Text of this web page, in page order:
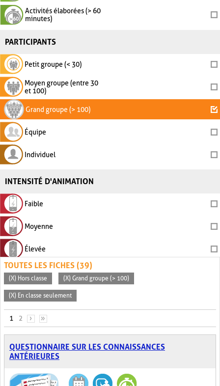
Activités élaborées (> 60
minutes)
PARTICIPANTS
Petit groupe (< 30)
Moyen groupe (entre 30
et 100)
Grand groupe (> 100)
Équipe
Individuel
INTENSITÉ D'ANIMATION
Faible
Moyenne
Élevée
TOUTES LES FICHES (39)
(X) Hors classe (X) Grand groupe (> 100)
(X) En classe seulement
PAGES
1 2 › »
QUESTIONNAIRE SUR LES CONNAISSANCES
ANTÉRIEURES